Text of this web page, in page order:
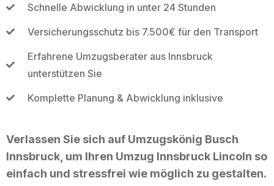
Schnelle Abwicklung in unter 24 Stunden
Versicherungsschutz bis 7.500€ für den Transport
Erfahrene Umzugsberater aus Innsbruck
unterstützen Sie
Komplette Planung & Abwicklung inklusive
Verlassen Sie sich auf Umzugskönig Busch
Innsbruck, um Ihren Umzug Innsbruck Lincoln so
einfach und stressfrei wie möglich zu gestalten.